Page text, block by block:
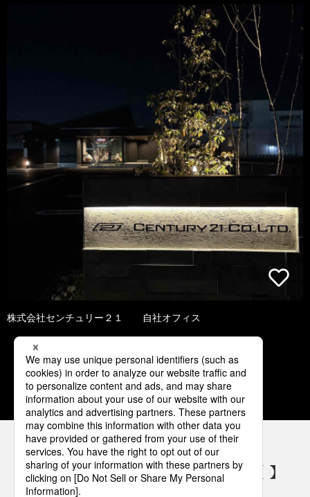
株式会社センチュリー２１ 自社オフィス
1 2 3 4 5
パナソニックの電気設備 SNSアカウント